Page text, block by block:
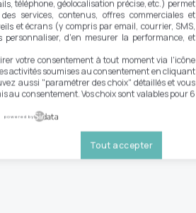
téléphone, géolocalisation précise, etc.) permet
services, contenus, offres commerciales et
et écrans (y compris par email, courrier, SMS,
personnaliser, d'en mesurer la performance, et
votre consentement à tout moment via l'icône
activités soumises au consentement en cliquant
aussi "paramétrer des choix" détaillés et vous
au consentement. Vos choix sont valables pour 6
powered by
Tout accepter